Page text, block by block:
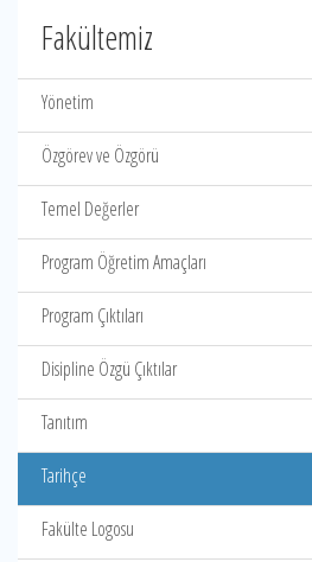
Fakültemiz
Yönetim
Özgörev ve Özgörü
Temel Değerler
Program Öğretim Amaçları
Program Çıktıları
Disipline Özgü Çıktılar
Tanıtım
Tarihçe
Fakülte Logosu